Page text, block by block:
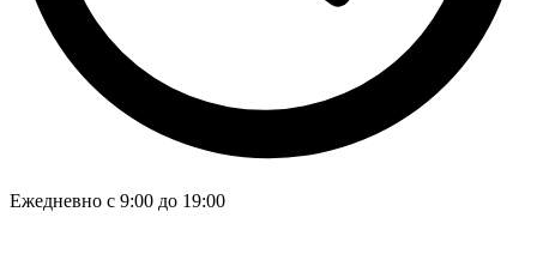
Ежедневно с 9:00 до 19:00